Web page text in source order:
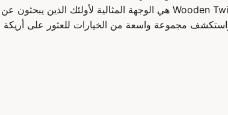
بفضل التزامهم بالجودة وبأسعار معقولة والأناقة، فإن Wooden Twist هي الوجهة المثالية لأولئك الذين يبحثون عن
واستكشف مجموعة واسعة من الخيارات للعثور على أريكة